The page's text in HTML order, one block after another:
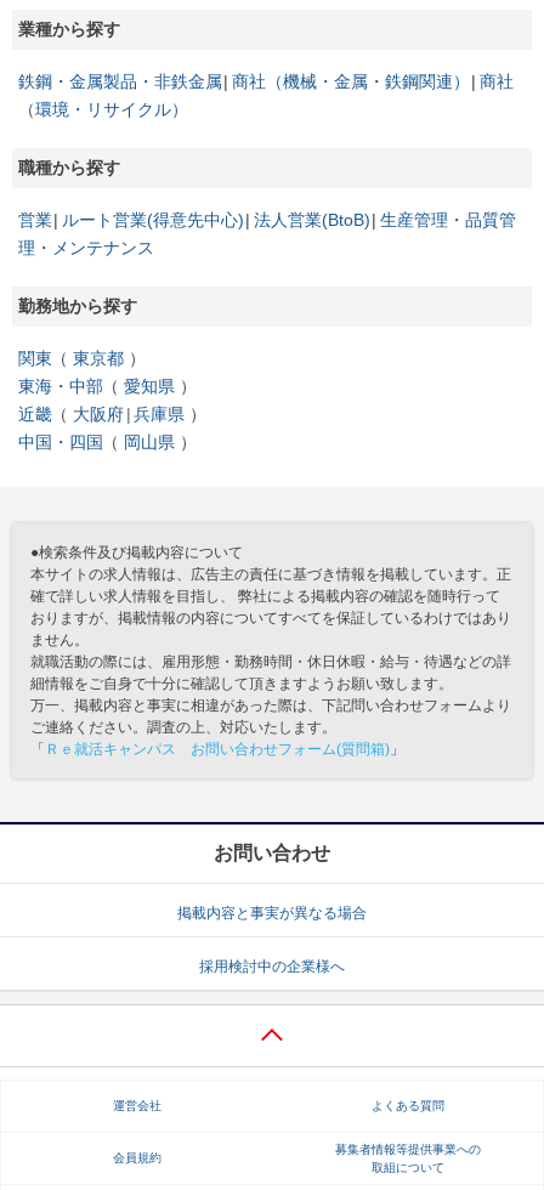
業種から探す
鉄鋼・金属製品・非鉄金属 商社（機械・金属・鉄鋼関連）
商社
（環境・リサイクル）
職種から探す
営業 ルート営業(得意先中心) 法人営業(BtoB) 生産管理・品質管
理・メンテナンス
勤務地から探す
関東
東京都
東海・中部
愛知県
近畿
大阪府 兵庫県
中国・四国
岡山県
●検索条件及び掲載内容について
本サイトの求人情報は、広告主の責任に基づき情報を掲載しています。正
確で詳しい求人情報を目指し、 弊社による掲載内容の確認を随時行って
おりますが、掲載情報の内容についてすべてを保証しているわけではあり
ません。
就職活動の際には、雇用形態・勤務時間・休日休暇・給与・待遇などの詳
細情報をご自身で十分に確認して頂きますようお願い致します。
万一、掲載内容と事実に相違があった際は、下記問い合わせフォームより
ご連絡ください。調査の上、対応いたします。
「 Ｒｅ就活キャンパス お問い合わせフォーム(質問箱) 」
お問い合わせ
掲載内容と事実が異なる場合
採用検討中の企業様へ
運営会社 よくある質問
会員規約
募集者情報等提供事業への
取組について